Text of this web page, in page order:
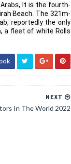
It is the fourth-
Beach. The 321m-
reportedly the only
a fleet of white Rolls
NEXT
In The World 2022